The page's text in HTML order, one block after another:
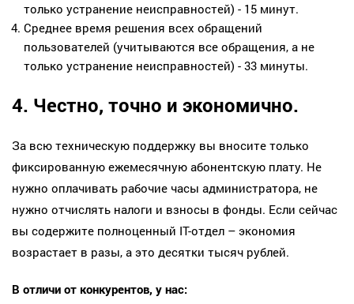
только устранение неисправностей) - 15 минут.
Среднее время решения всех обращений
пользователей (учитываются все обращения, а не
только устранение неисправностей) - 33 минуты.
4. Честно, точно и экономично.
За всю техническую поддержку вы вносите только
фиксированную ежемесячную абонентскую плату. Не
нужно оплачивать рабочие часы администратора, не
нужно отчислять налоги и взносы в фонды. Если сейчас
вы содержите полноценный IT-отдел – экономия
возрастает в разы, а это десятки тысяч рублей.
В отличи от конкурентов, у нас: